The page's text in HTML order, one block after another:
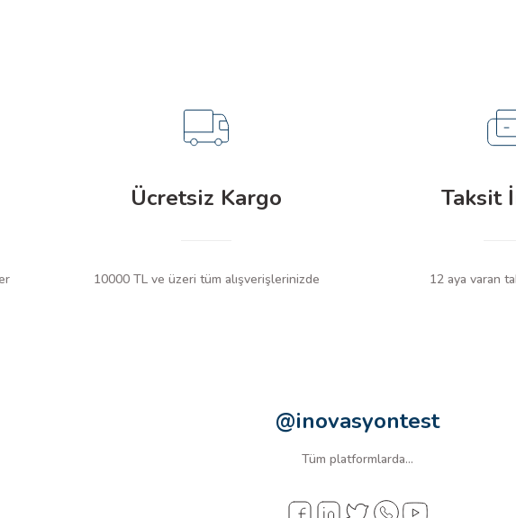
Ücretsiz Kargo
10000 TL ve üzeri tüm alışverişlerinizde
Taksit
12 aya varan
@inovasyontest
Tüm platformlarda...